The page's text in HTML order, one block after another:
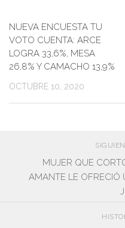
NUEVA ENCUESTA TU
VOTO CUENTA: ARCE
LOGRA 33,6%, MESA
26,8% Y CAMACHO 13,9%
OCTUBRE 10, 2020
MUJER QUE
AMANTE LE OFRECIÓ